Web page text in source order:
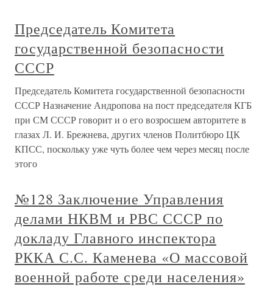
Председатель Комитета
государственной безопасности
СССР
Председатель Комитета государственной безопасности
СССР Назначение Андропова на пост председателя КГБ
при СМ СССР говорит и о его возросшем авторитете в
глазах Л. И. Брежнева, других членов Политбюро ЦК
КПСС, поскольку уже чуть более чем через месяц после
этого
№128 Заключение Управления
делами НКВМ и РВС СССР по
докладу Главного инспектора
РККА С.С. Каменева «О массовой
военной работе среди населения»